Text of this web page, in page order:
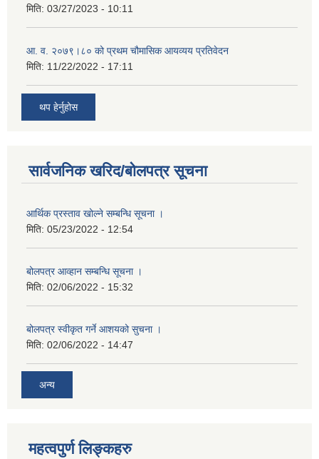
मिति: 03/27/2023 - 10:11
आ. व. २०७९।८० को प्रथम चौमासिक आयव्यय प्रतिवेदन
मिति: 11/22/2022 - 17:11
थप हेर्नुहोस
सार्वजनिक खरिद/बोलपत्र सूचना
आर्थिक प्रस्ताव खोल्ने सम्बन्धि सूचना ।
मिति: 05/23/2022 - 12:54
बोलपत्र आव्हान सम्बन्धि सूचना ।
मिति: 02/06/2022 - 15:32
बोलपत्र स्वीकृत गर्ने आशयको सुचना ।
मिति: 02/06/2022 - 14:47
अन्य
महत्वपुर्ण लिङ्कहरु